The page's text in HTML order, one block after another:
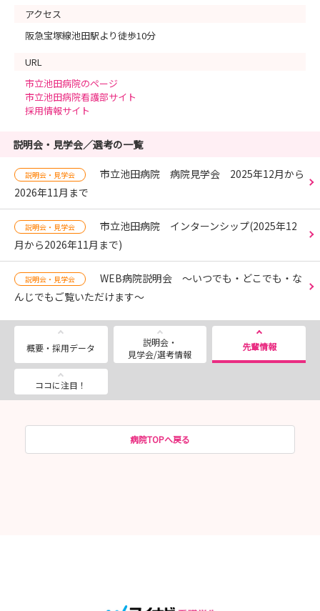
アクセス
阪急宝塚線池田駅より徒歩10分
URL
市立池田病院のページ
市立池田病院看護部サイト
採用情報サイト
説明会・見学会／選考の一覧
説明会・見学会
市立池田病院 病院見学会 2025年12月から
2026年11月まで
説明会・見学会
市立池田病院 インターンシップ(2025年12
月から2026年11月まで)
説明会・見学会
WEB病院説明会 ～いつでも・どこでも・な
んじでもご覧いただけます～
概要・採用データ
説明会・
見学会/選考情報
先輩情報
ココに注目！
病院TOPへ戻る